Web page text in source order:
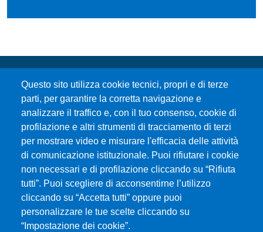
Questo sito utilizza cookie tecnici, propri e di terze
parti, per garantire la corretta navigazione e
analizzare il traffico e, con il tuo consenso, cookie di
profilazione e altri strumenti di tracciamento di terzi
per mostrare video e misurare l'efficacia delle attività
di comunicazione istituzionale. Puoi rifiutare i cookie
non necessari e di profilazione cliccando su “Rifiuta
tutti”. Puoi scegliere di acconsentirne l’utilizzo
cliccando su “Accetta tutti” oppure puoi
personalizzare le tue scelte cliccando su
“Impostazione dei cookie”.
Università degli Studi di Messina
Piazza Pugliatti, 1 - 98122 Messina
Cod. Fiscale 80004070837
P.IVA 00724160833
Centralino: 090 676 1
MENÙ SOCIAL